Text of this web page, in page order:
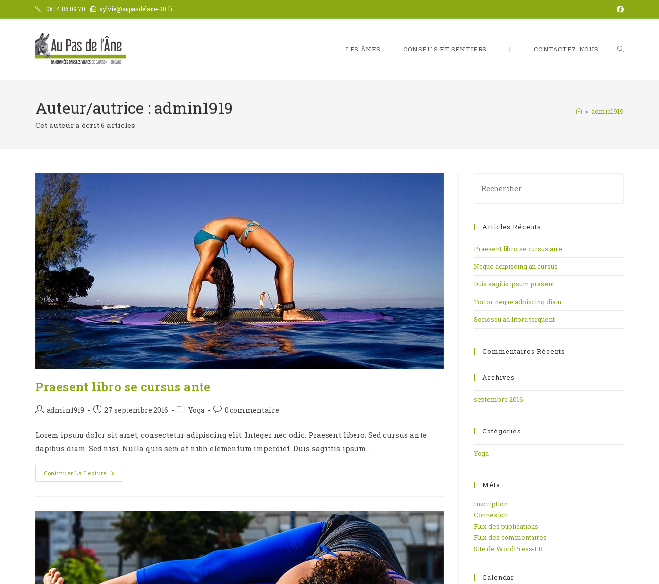
to
06 14 86 09 70 sylvie@aupasdelane-30.fr
LES ÂNES CONSEILS ET SENTIERS | CONTACTEZ-NOUS TOGGLE
WEBSITE
Auteur/autrice : admin1919
Cet auteur a écrit 6 articles
> admin1919
Praesent libro se cursus ante
Auteur/autrice
la
publication :
admin1919
Publication
27 septembre 2016
PostYoga
Commentaires
la
publication :
0 commentaire
Lorem ipsum dolor sit amet, consectetur adipiscing elit. Integer nec odio. Praesent libero. Sed cursus ante
dapibus diam. Sed nisi. Nulla quis sem at nibh elementum imperdiet. Duis sagittis ipsum.…
Continuer La Lecture Praesent
Libro
Articles Récents
Praesent libro se cursus ante
Neque adipiscing an cursus
Duis sagitis ipsum prasent
Tortor neque adpiscing diam
Sociosqu ad litora torquent
Commentaires Récents
Archives
septembre 2016
Catégories
Yoga
Méta
Inscription
Connexion
Flux des publications
Flux des commentaires
Site de WordPress-FR
Calendar